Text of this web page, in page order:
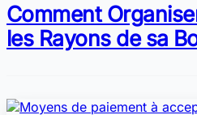
Comment
les Rayons de sa